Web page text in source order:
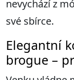
nevychází z
své sbírce.
Elegantní
brogue –